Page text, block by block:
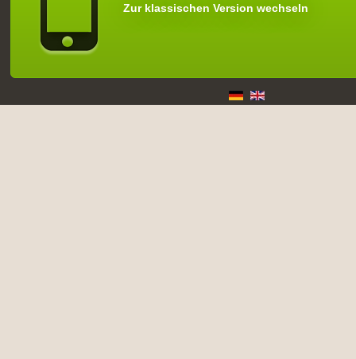
Zur klassischen Version wechseln